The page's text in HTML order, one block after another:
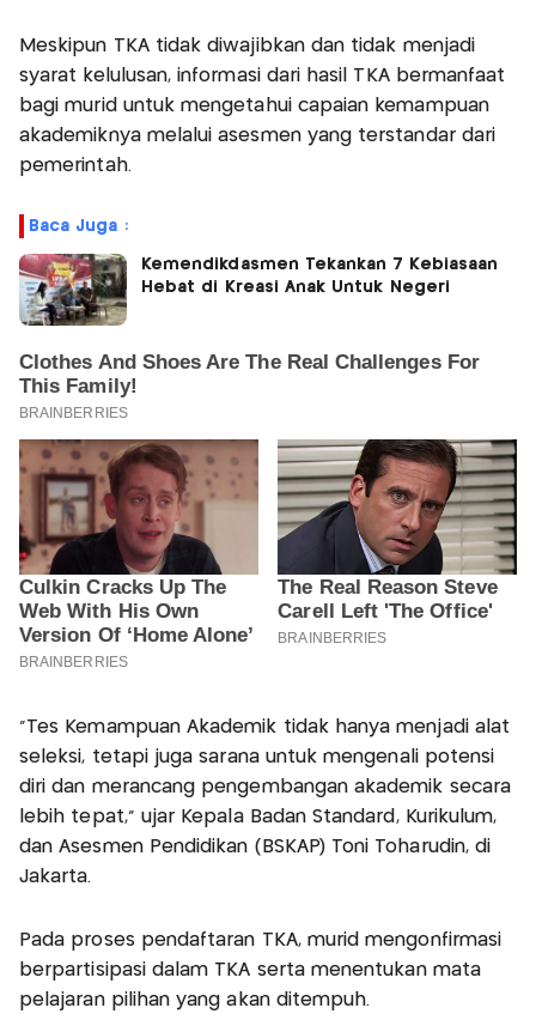
Meskipun TKA tidak diwajibkan dan tidak menjadi
syarat kelulusan, informasi dari hasil TKA bermanfaat
bagi murid untuk mengetahui capaian kemampuan
akademiknya melalui asesmen yang terstandar dari
pemerintah.
Baca Juga :
Kemendikdasmen Tekankan 7 Kebiasaan
Hebat di Kreasi Anak Untuk Negeri
“Tes Kemampuan Akademik tidak hanya menjadi alat
seleksi, tetapi juga sarana untuk mengenali potensi
diri dan merancang pengembangan akademik secara
lebih tepat,” ujar Kepala Badan Standard, Kurikulum,
dan Asesmen Pendidikan (BSKAP) Toni Toharudin, di
Jakarta.
Pada proses pendaftaran TKA, murid mengonfirmasi
berpartisipasi dalam TKA serta menentukan mata
pelajaran pilihan yang akan ditempuh.